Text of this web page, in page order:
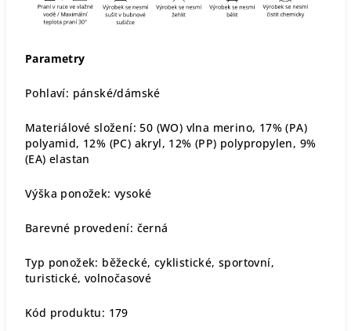
Parametry
Pohlaví: pánské/dámské
Materiálové složení: 50 (WO) vlna merino, 17% (PA)
polyamid, 12% (PC) akryl, 12% (PP) polypropylen, 9%
(EA) elastan
Výška ponožek: vysoké
Barevné provedení: černá
Typ ponožek: běžecké, cyklistické, sportovní,
turistické, volnočasové
Kód produktu: 179